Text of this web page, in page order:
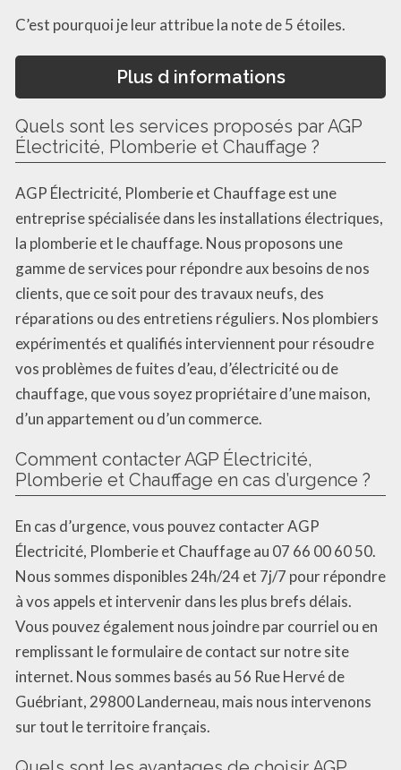
C’est pourquoi je leur attribue la note de 5 étoiles.
Plus d informations
Quels sont les services proposés par AGP
Électricité, Plomberie et Chauffage ?
AGP Électricité, Plomberie et Chauffage est une
entreprise spécialisée dans les installations électriques,
la plomberie et le chauffage. Nous proposons une
gamme de services pour répondre aux besoins de nos
clients, que ce soit pour des travaux neufs, des
réparations ou des entretiens réguliers. Nos plombiers
expérimentés et qualifiés interviennent pour résoudre
vos problèmes de fuites d’eau, d’électricité ou de
chauffage, que vous soyez propriétaire d’une maison,
d’un appartement ou d’un commerce.
Comment contacter AGP Électricité,
Plomberie et Chauffage en cas d’urgence ?
En cas d’urgence, vous pouvez contacter AGP
Électricité, Plomberie et Chauffage au 07 66 00 60 50.
Nous sommes disponibles 24h/24 et 7j/7 pour répondre
à vos appels et intervenir dans les plus brefs délais.
Vous pouvez également nous joindre par courriel ou en
remplissant le formulaire de contact sur notre site
internet. Nous sommes basés au 56 Rue Hervé de
Guébriant, 29800 Landerneau, mais nous intervenons
sur tout le territoire français.